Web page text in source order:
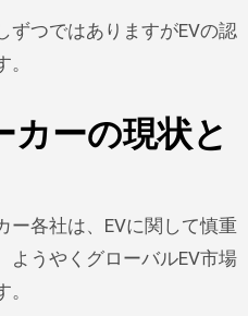
ずつではありますがEVの認
カーの現状と
ー各社は、EVに関して慎重
ようやくグローバルEV市場